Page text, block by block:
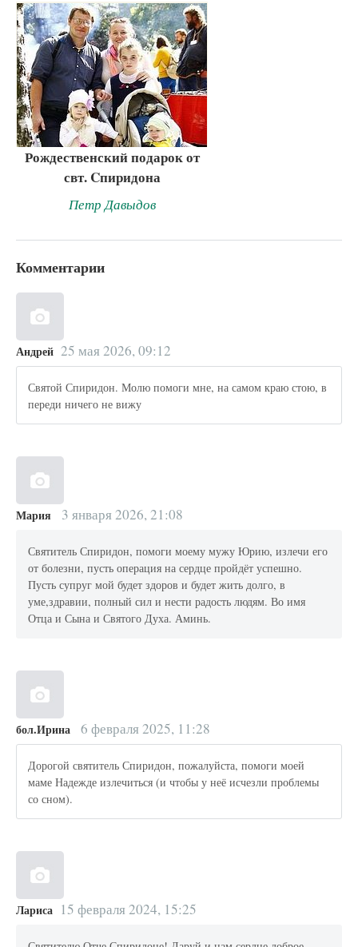
Рождественский подарок от
свт. Cпиридона
Петр Давыдов
Комментарии
Андрей 25 мая 2026, 09:12
Святой Спиридон. Молю помоги мне, на самом краю стою, в
переди ничего не вижу
Мария 3 января 2026, 21:08
Святитель Спиридон, помоги моему мужу Юрию, излечи его
от болезни, пусть операция на сердце пройдёт успешно.
Пусть супруг мой будет здоров и будет жить долго, в
уме,здравии, полный сил и нести радость людям. Во имя
Отца и Сына и Святого Духа. Аминь.
бол.Ирина 6 февраля 2025, 11:28
Дорогой святитель Спиридон, пожалуйста, помоги моей
маме Надежде излечиться (и чтобы у неё исчезли проблемы
со сном).
Лариса 15 февраля 2024, 15:25